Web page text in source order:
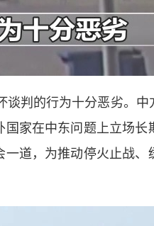
谈判的行为十分恶劣。
家在中东问题上立场
道，为推动停火止战